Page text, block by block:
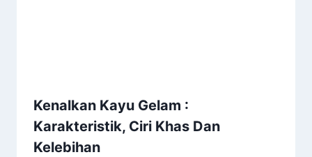
Kenalkan Kayu Gelam :
Karakteristik, Ciri Khas Dan
Kelebihan